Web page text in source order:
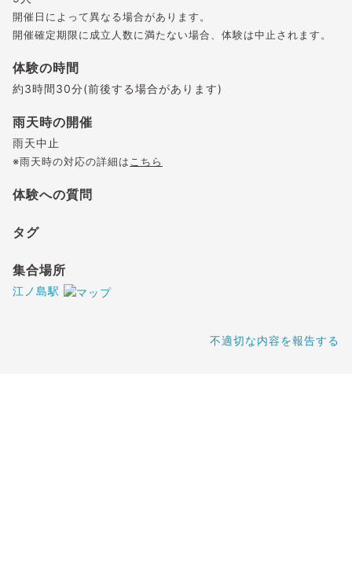
開催日によって異なる場合があります。
開催確定期限に成立人数に満たない場合、体験は中止されます。
体験の時間
約3時間30分(前後する場合があります)
雨天時の開催
雨天中止
※雨天時の対応の詳細は こちら
体験への質問
タグ
集合場所
江ノ島駅
不適切な内容を報告する